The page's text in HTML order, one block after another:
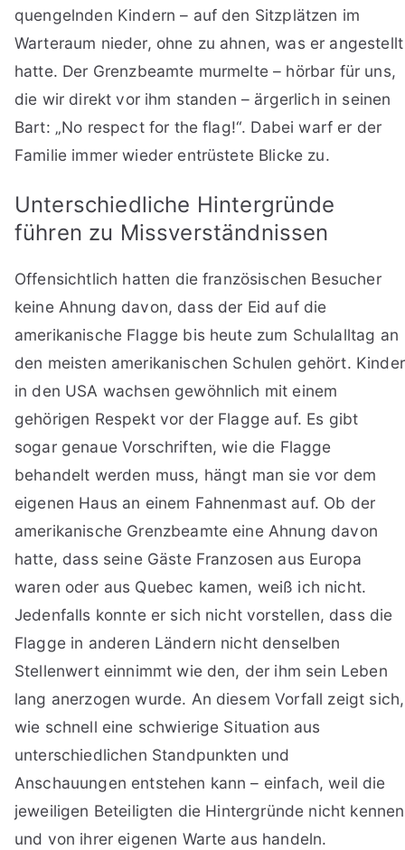
quengelnden Kindern – auf den Sitzplätzen im
Warteraum nieder, ohne zu ahnen, was er angestellt
hatte. Der Grenzbeamte murmelte – hörbar für uns,
die wir direkt vor ihm standen – ärgerlich in seinen
Bart: „No respect for the flag!“. Dabei warf er der
Familie immer wieder entrüstete Blicke zu.
Unterschiedliche Hintergründe
führen zu Missverständnissen
Offensichtlich hatten die französischen Besucher
keine Ahnung davon, dass der Eid auf die
amerikanische Flagge bis heute zum Schulalltag an
den meisten amerikanischen Schulen gehört. Kinder
in den USA wachsen gewöhnlich mit einem
gehörigen Respekt vor der Flagge auf. Es gibt
sogar genaue Vorschriften, wie die Flagge
behandelt werden muss, hängt man sie vor dem
eigenen Haus an einem Fahnenmast auf. Ob der
amerikanische Grenzbeamte eine Ahnung davon
hatte, dass seine Gäste Franzosen aus Europa
waren oder aus Quebec kamen, weiß ich nicht.
Jedenfalls konnte er sich nicht vorstellen, dass die
Flagge in anderen Ländern nicht denselben
Stellenwert einnimmt wie den, der ihm sein Leben
lang anerzogen wurde. An diesem Vorfall zeigt sich,
wie schnell eine schwierige Situation aus
unterschiedlichen Standpunkten und
Anschauungen entstehen kann – einfach, weil die
jeweiligen Beteiligten die Hintergründe nicht kennen
und von ihrer eigenen Warte aus handeln.